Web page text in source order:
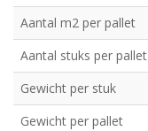
Aantal m2 per pallet
Aantal stuks per pallet
Gewicht per stuk
Gewicht per pallet